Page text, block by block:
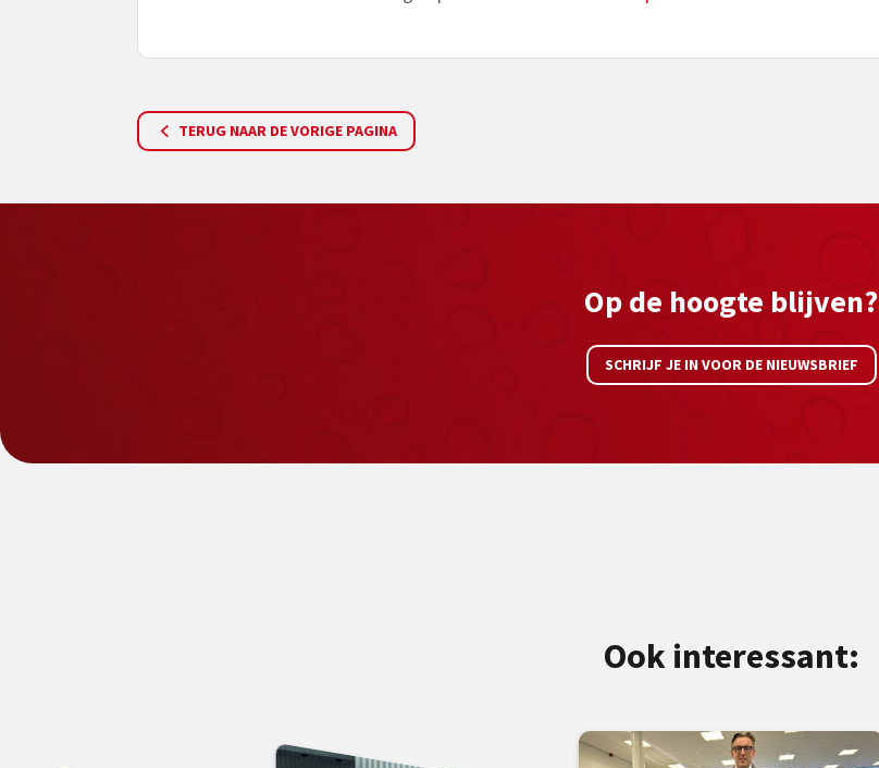
TERUG NAAR DE VORIGE PAGINA
Op de hoogte blijven?
SCHRIJF JE IN VOOR DE NIEUWSBRIEF
Ook interessant: